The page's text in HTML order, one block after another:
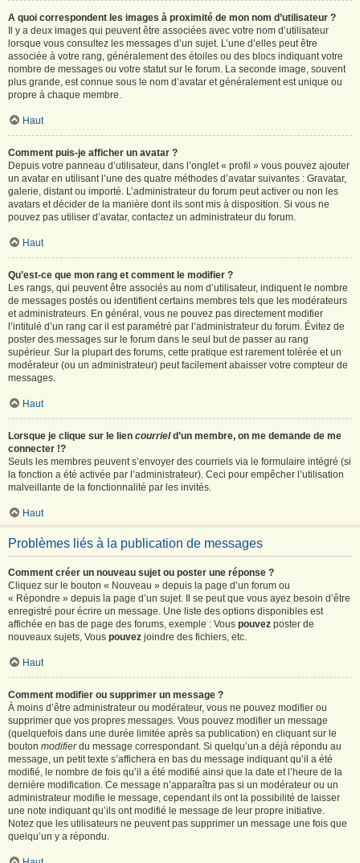
A quoi correspondent les images à proximité de mon nom d’utilisateur ?
Il y a deux images qui peuvent être associées avec votre nom d’utilisateur
lorsque vous consultez les messages d’un sujet. L’une d’elles peut être
associée à votre rang, généralement des étoiles ou des blocs indiquant votre
nombre de messages ou votre statut sur le forum. La seconde image, souvent
plus grande, est connue sous le nom d’avatar et généralement est unique ou
propre à chaque membre.
Haut
Comment puis-je afficher un avatar ?
Depuis votre panneau d’utilisateur, dans l’onglet « profil » vous pouvez ajouter
un avatar en utilisant l’une des quatre méthodes d’avatar suivantes : Gravatar,
galerie, distant ou importé. L’administrateur du forum peut activer ou non les
avatars et décider de la manière dont ils sont mis à disposition. Si vous ne
pouvez pas utiliser d’avatar, contactez un administrateur du forum.
Haut
Qu’est-ce que mon rang et comment le modifier ?
Les rangs, qui peuvent être associés au nom d’utilisateur, indiquent le nombre
de messages postés ou identifient certains membres tels que les modérateurs
et administrateurs. En général, vous ne pouvez pas directement modifier
l’intitulé d’un rang car il est paramétré par l’administrateur du forum. Évitez de
poster des messages sur le forum dans le seul but de passer au rang
supérieur. Sur la plupart des forums, cette pratique est rarement tolérée et un
modérateur (ou un administrateur) peut facilement abaisser votre compteur de
messages.
Haut
Lorsque je clique sur le lien courrield’un membre, on me demande de me
connecter !?
Seuls les membres peuvent s’envoyer des courriels via le formulaire intégré (si
la fonction a été activée par l’administrateur). Ceci pour empêcher l’utilisation
malveillante de la fonctionnalité par les invités.
Haut
Problèmes liés à la publication de messages
Comment créer un nouveau sujet ou poster une réponse ?
Cliquez sur le bouton « Nouveau » depuis la page d’un forum ou
« Répondre » depuis la page d’un sujet. Il se peut que vous ayez besoin d’être
enregistré pour écrire un message. Une liste des options disponibles est
affichée en bas de page des forums, exemple : Vous pouvez poster de
nouveaux sujets, Vous pouvez joindre des fichiers, etc.
Haut
Comment modifier ou supprimer un message ?
À moins d’être administrateur ou modérateur, vous ne pouvez modifier ou
supprimer que vos propres messages. Vous pouvez modifier un message
(quelquefois dans une durée limitée après sa publication) en cliquant sur le
bouton modifierdu message correspondant. Si quelqu’un a déjà répondu au
message, un petit texte s’affichera en bas du message indiquant qu’il a été
modifié, le nombre de fois qu’il a été modifié ainsi que la date et l’heure de la
dernière modification. Ce message n’apparaîtra pas si un modérateur ou un
administrateur modifie le message, cependant ils ont la possibilité de laisser
une note indiquant qu’ils ont modifié le message de leur propre initiative.
Notez que les utilisateurs ne peuvent pas supprimer un message une fois que
quelqu’un y a répondu.